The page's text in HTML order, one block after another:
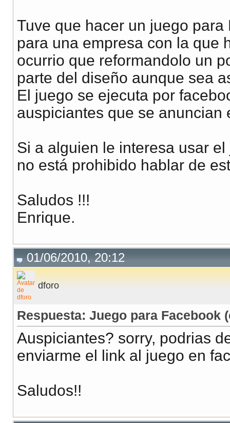
Tuve que hacer un juego
para una empresa con la que
ocurrio que reformandolo un
parte del diseño aunque sea
El juego se ejecuta por
auspiciantes que se anuncian
Si a alguien le interesa usar
no está prohibido hablar de
Saludos !!!
Enrique.
01/06/2010, 20:12
dforo
Respuesta: Juego para Facebook
Auspiciantes? sorry, podrias
enviarme el link al juego en
Saludos!!